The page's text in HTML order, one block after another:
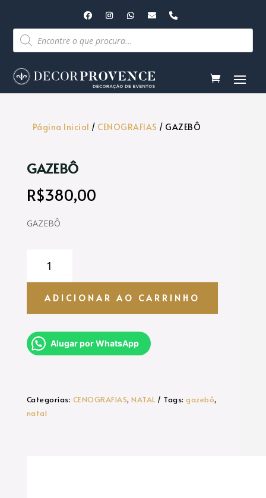
Pesquisar
produtos
Página Inicial / CENOGRAFIAS / GAZEBÔ
GAZEBÔ
R$380,00
GAZEBÔ
quantidade
ADICIONAR AO CARRINHO
Alugar por WhatsApp
Categorias: CENOGRAFIAS,NATAL Tags:gazebô,
natal